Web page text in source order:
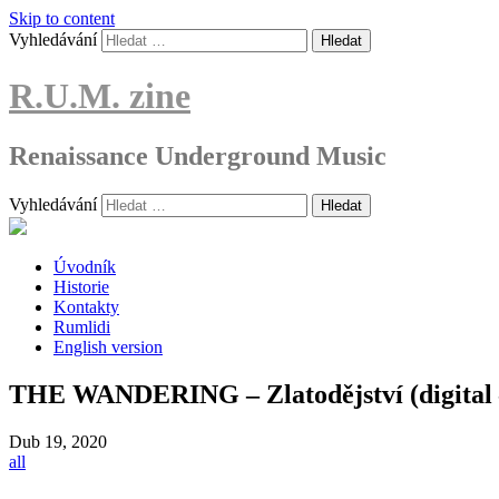
Skip to content
Vyhledávání
R.U.M. zine
Renaissance Underground Music
Vyhledávání
Úvodník
Historie
Kontakty
Rumlidi
English version
THE WANDERING – Zlatodějství (digital
Dub 19, 2020
all